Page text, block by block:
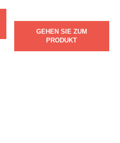
GEHEN SIE ZUM
PRODUKT